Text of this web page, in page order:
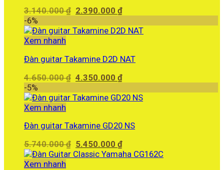
3.140.000₫ Giá
là:
2.390.000₫Giá
tại
-6%
Xem nhanh
Đàn guitar Takamine D2D NAT
4.650.000₫ Giá
là:
4.350.000₫Giá
tại
-5%
Xem nhanh
Đàn guitar Takamine GD20 NS
5.740.000₫ Giá
gốc
5.450.000₫Giá
hiện
Xem nhanh